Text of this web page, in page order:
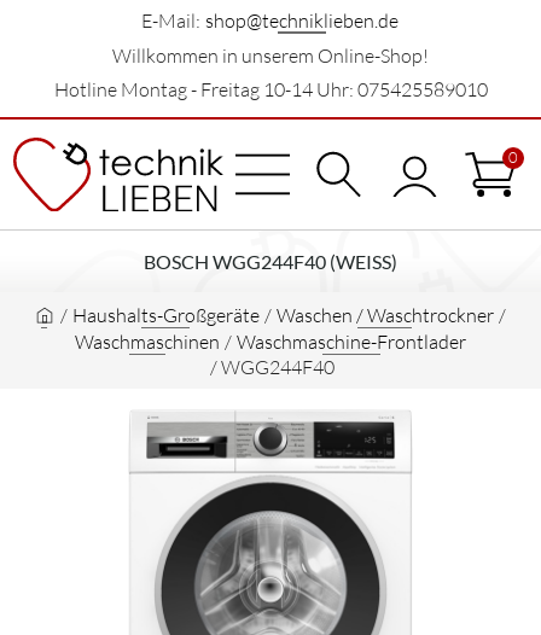
E-Mail: shop@techniklieben.de
Willkommen in unserem Online-Shop!
Hotline Montag - Freitag 10-14 Uhr: 075425589010
0
BOSCH WGG244F40 (WEISS)
/ Haushalts-Großgeräte / Waschen / Waschtrockner /
Waschmaschinen / Waschmaschine-Frontlader
/WGG244F40